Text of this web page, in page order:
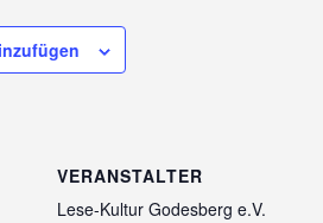
VERANSTALTER
Lese-Kultur Godesberg e.V.